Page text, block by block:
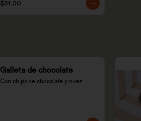
$31.00
Galleta de chocolate
Con chips de chocolate y nuez